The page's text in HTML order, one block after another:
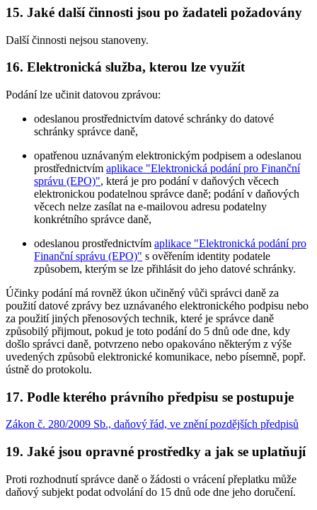
15. Jaké další činnosti jsou po žadateli požadovány
Další činnosti nejsou stanoveny.
16. Elektronická služba, kterou lze využít
Podání lze učinit datovou zprávou:
odeslanou prostřednictvím datové schránky do datové
schránky správce daně,
opatřenou uznávaným elektronickým podpisem a odeslanou
prostřednictvím aplikace "Elektronická podání pro Finanční
správu (EPO)", která je pro podání v daňových věcech
elektronickou podatelnou správce daně; podání v daňových
věcech nelze zasílat na e-mailovou adresu podatelny
konkrétního správce daně,
odeslanou prostřednictvím aplikace "Elektronická podání pro
Finanční správu (EPO)" s ověřením identity podatele
způsobem, kterým se lze přihlásit do jeho datové schránky.
Účinky podání má rovněž úkon učiněný vůči správci daně za
použití datové zprávy bez uznávaného elektronického podpisu nebo
za použití jiných přenosových technik, které je správce daně
způsobilý přijmout, pokud je toto podání do 5 dnů ode dne, kdy
došlo správci daně, potvrzeno nebo opakováno některým z výše
uvedených způsobů elektronické komunikace, nebo písemně, popř.
ústně do protokolu.
17. Podle kterého právního předpisu se postupuje
Zákon č. 280/2009 Sb., daňový řád, ve znění pozdějších předpisů
19. Jaké jsou opravné prostředky a jak se uplatňují
Proti rozhodnutí správce daně o žádosti o vrácení přeplatku může
daňový subjekt podat odvolání do 15 dnů ode dne jeho doručení.